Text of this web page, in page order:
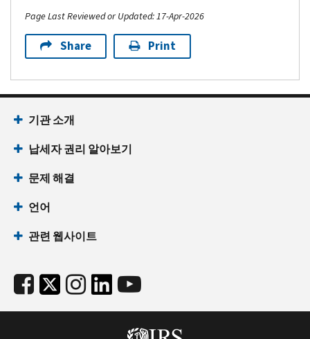
Page Last Reviewed or Updated: 17-Apr-2026
Share Print
기관 소개
납세자 권리 알아보기
문제 해결
언어
관련 웹사이트